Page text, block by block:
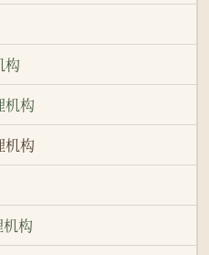
构
构
构